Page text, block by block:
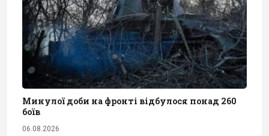
Минулої доби на фронті відбулося понад 260
боїв
06.08.2026